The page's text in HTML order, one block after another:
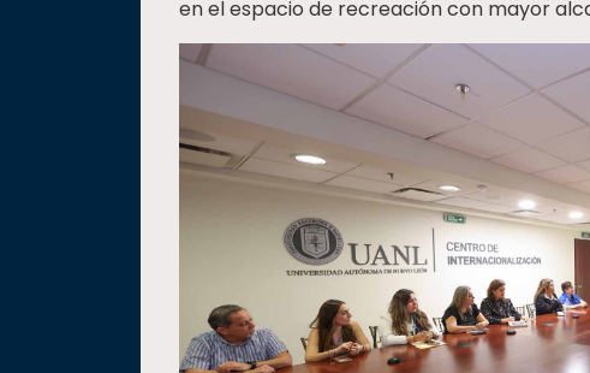
en el espacio de recreación con mayor